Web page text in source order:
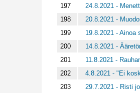
197
24.8.2021 -
198
20.8.2021 -
199
19.8.2021 - Ainoa
200
14.8.2021 -
201
11.8.2021 -
202
4.8.2021 - "Ei
203
29.7.2021 - Risti